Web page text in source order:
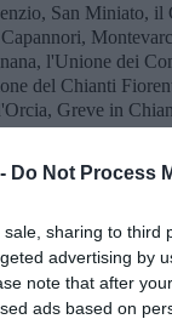
Do Not Process
sharing to
advertising by
note that after
ads based on
San Miniato, il
l'Unione dei
del Chianti
Greve in
sotto, l'Unione di
di Merse,
senese,
Cortona,
dell'Amiata